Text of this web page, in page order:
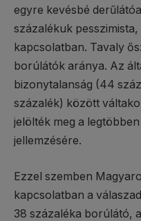
egyre kevésbé
százalékuk
kapcsolatban. Tavaly
borúlátók aránya. Az
bizonytalanság (44
százalék) között
jelölték meg a
jellemzésére.
Ezzel szemben
kapcsolatban a
38 százaléka borúlátó,